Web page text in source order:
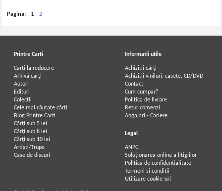
Pagina: 1 2
Printre Carti
Carți la reducere
Arhivă carți
Autori
Edituri
Colecții
Cele mai căutate cărți
Blog Printre Carti
Cărţi sub 5 lei
Cărţi sub 8 lei
Cărţi sub 10 lei
Artiști/Trupe
Case de discuri
Informatii utile
Achizitii cărți
Achizitii viniluri, casete, CD/DVD
Contact
Cum cumpar?
Politica de livrare
Retur comenzi
Angajari - Cariere
Legal
ANPC
Soluționarea online a litigiilor
Politica de confidentialitate
Termeni si conditii
Utilizare cookie-uri